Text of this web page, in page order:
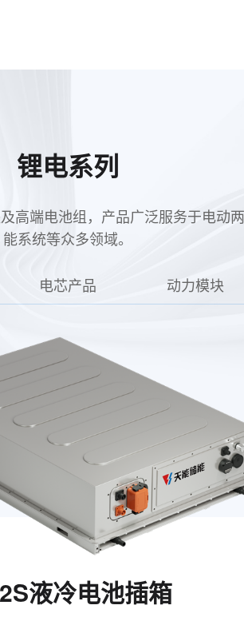
锂电系列
高端电池组，产品广泛服务于电动
能系统等众多领域。
电芯产品 动力模块
液冷电池插箱